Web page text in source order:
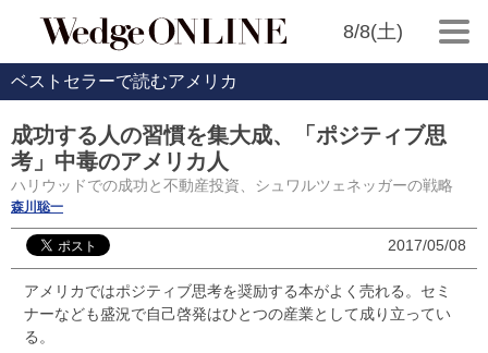
8/8(土)
ベストセラーで読むアメリカ
成功する人の習慣を集大成、「ポジティブ思
考」中毒のアメリカ人
ハリウッドでの成功と不動産投資、シュワルツェネッガーの戦略
森川聡一
2017/05/08
アメリカではポジティブ思考を奨励する本がよく売れる。セミ
ナーなども盛況で自己啓発はひとつの産業として成り立ってい
る。